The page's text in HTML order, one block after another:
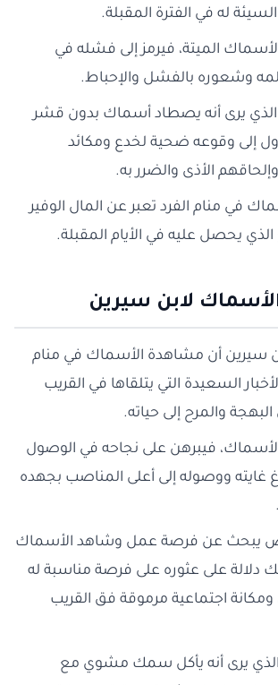
له في الفترة المقبلة.
الأسماك الميتة، فيرمز إلى فشله في
وشعوره بالفشل والإحباط.
الذي يرى أنه يصطاد أسماك بدون قشر
إلى وقوعه ضحية لخدع ومكائد
الأذى والضرر به.
في منام الفرد تعبر عن المال الوفير
الذي يحصل عليه في الأيام المقبلة.
لابن سيرين
سيرين أن مشاهدة الأسماك في منام
السعيدة التي يتلقاها في القريب
والمرح إلى حياته.
الأسماك، فيبرهن على نجاحه في الوصول
غايته ووصوله إلى أعلى المناصب بجهده
يبحث عن فرصة عمل وشاهد الأسماك
دلالة على عثوره على فرصة مناسبة له
ومكانة اجتماعية مرموقة فق القريب
الذي يرى أنه يأكل سمك مشوي مع